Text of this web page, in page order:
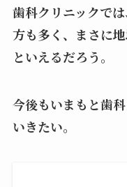
歯科クリニックで
方も多く、まさに
といえるだろう。
今後もいまもと歯
いきたい。